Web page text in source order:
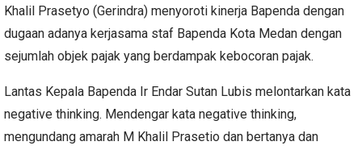
Khalil Prasetyo (Gerindra) menyoroti kinerja Bapenda dengan
dugaan adanya kerjasama staf Bapenda Kota Medan dengan
sejumlah objek pajak yang berdampak kebocoran pajak.
Lantas Kepala Bapenda Ir Endar Sutan Lubis melontarkan kata
negative thinking. Mendengar kata negative thinking,
mengundang amarah M Khalil Prasetio dan bertanya dan